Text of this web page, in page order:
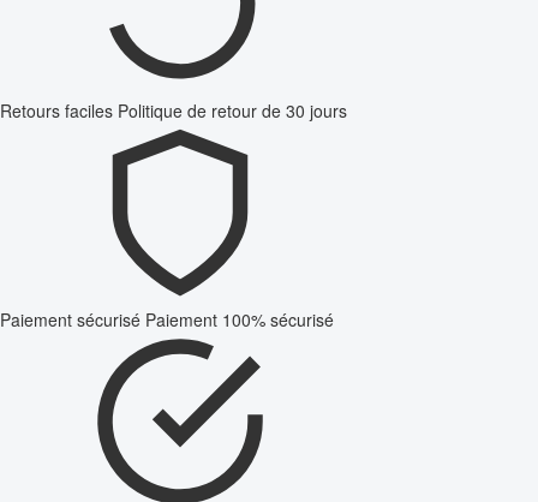
Retours faciles Politique de retour de 30 jours
Paiement sécurisé Paiement 100% sécurisé